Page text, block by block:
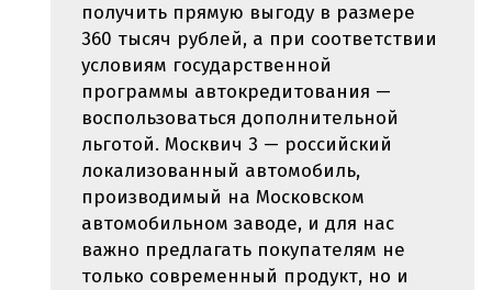
получить прямую выгоду в размере
360 тысяч рублей, а при соответствии
условиям государственной
программы автокредитования —
воспользоваться дополнительной
льготой. Москвич 3 — российский
локализованный автомобиль,
производимый на Московском
автомобильном заводе, и для нас
важно предлагать покупателям не
только современный продукт, но и